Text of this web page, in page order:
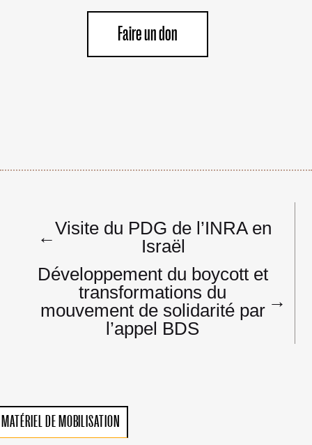
Faire un don
Navigation
de
←Visite du PDG de l’INRA en
Israël
Développement du boycott et
transformations du
mouvement de solidarité par
l’appel BDS
→
MATÉRIEL DE MOBILISATION